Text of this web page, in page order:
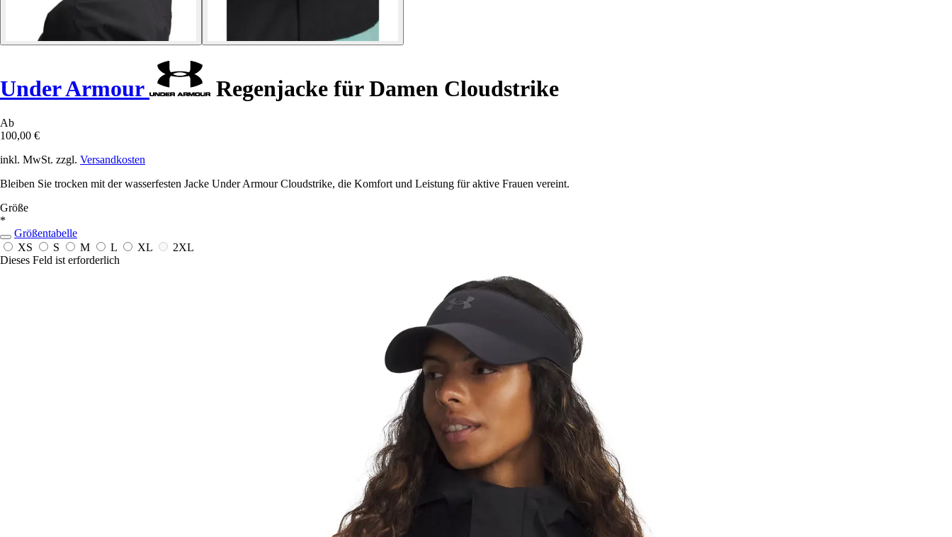
Under Armour Regenjacke für Damen Cloudstrike
Ab
100,00 €
inkl. MwSt. zzgl. Versandkosten
Bleiben Sie trocken mit der wasserfesten Jacke Under Armour Cloudstrike, die Komfort und Leistung für aktive Frauen vereint.
Größe
*
Größentabelle
XS
S M L XL
2XL
Dieses Feld ist erforderlich